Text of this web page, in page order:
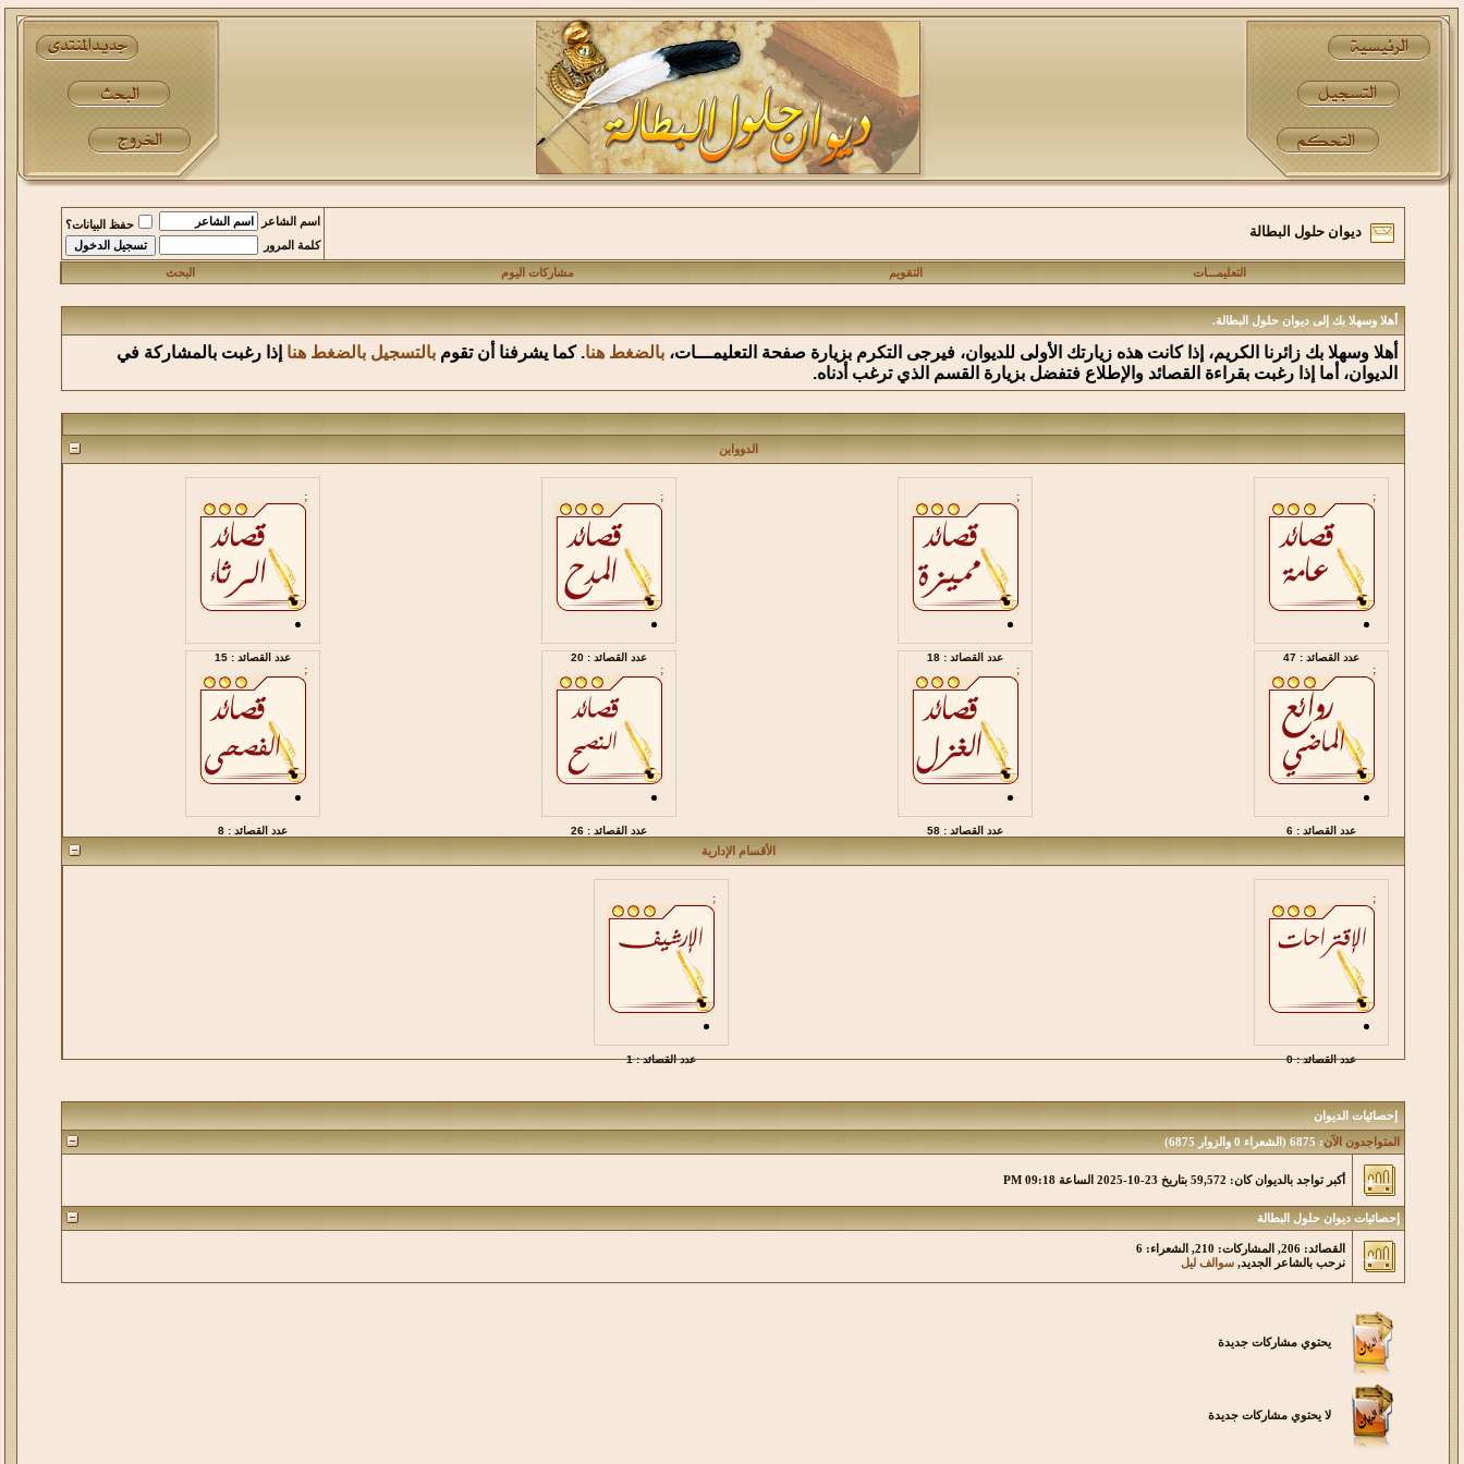
ديوان حلول البطالة
اسم الشاعر
حفظ البيانات؟
كلمة المرور
التعليمـــات التقويم مشاركات اليوم البحث
أهلا وسهلا بك إلى ديوان حلول البطالة.
أهلا وسهلا بك زائرنا الكريم، إذا كانت هذه زيارتك الأولى للديوان، فيرجى التكرم بزيارة صفحة التعليمـــات، بالضغط هنا. كما يشرفنا أن تقومبالتسجيل بالضغط هنا إذا رغبت بالمشاركة في
الديوان، أما إذا رغبت بقراءة القصائد والإطلاع فتفضل بزيارة القسم الذي ترغب أدناه.
الدوواين
;
عدد القصائد : 47
;
عدد القصائد : 18
;
عدد القصائد : 20
;
عدد القصائد : 15
;
عدد القصائد : 6
;
عدد القصائد : 58
;
عدد القصائد : 26
;
عدد القصائد : 8
الأقسام الإدارية
;
عدد القصائد : 0
;
عدد القصائد : 1
إحصائيات الديوان
المتواجدون الآن: 6875 (الشعراء 0 والزوار 6875)
أكبر تواجد بالديوان كان: 59,572 بتاريخ 23-10-2025 الساعة 09:18 PM
إحصائيات ديوان حلول البطالة
القصائد: 206, المشاركات: 210, الشعراء: 6
نرحب بالشاعر الجديد,سوالف ليل
يحتوي مشاركات جديدة
لا يحتوي مشاركات جديدة